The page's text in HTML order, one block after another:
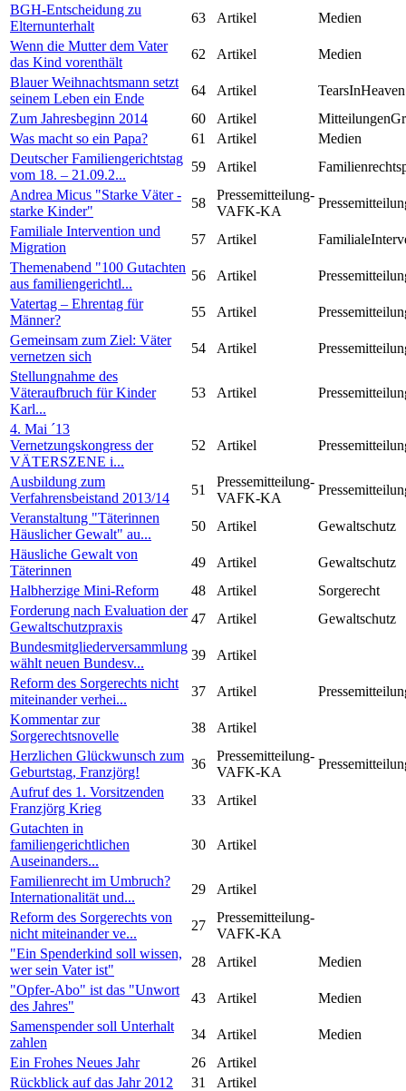
BGH-Entscheidung zu
Elternunterhalt
63 Artikel
Medien
Wenn die Mutter dem Vater
das Kind vorenthält
62 Artikel
Medien
Blauer Weihnachtsmann setzt
seinem Leben ein Ende
64 Artikel
TearsInHeaven
Zum Jahresbeginn 2014
60 Artikel
Was macht so ein Papa?
61 Artikel
Medien
Deutscher Familiengerichtstag
vom 18. – 21.09.2...
59 Artikel
Andrea Micus "Starke Väter -
starke Kinder"
58
Pressemitteilung-
VAFK-KA
Familiale Intervention und
Migration
57 Artikel
Themenabend "100 Gutachten
aus familiengerichtl...
56 Artikel
Vatertag – Ehrentag für
Männer?
55 Artikel
Gemeinsam zum Ziel: Väter
vernetzen sich
54 Artikel
Stellungnahme des
Väteraufbruch für Kinder
Karl...
53 Artikel
4. Mai ´13
Vernetzungskongress der
VÄTERSZENE i...
52 Artikel
Ausbildung zum
Verfahrensbeistand 2013/14
51
Pressemitteilung-
VAFK-KA
Veranstaltung "Täterinnen
Häuslicher Gewalt" au...
50 Artikel
Gewaltschutz
Häusliche Gewalt von
Täterinnen
49 Artikel
Gewaltschutz
Halbherzige Mini-Reform
48 Artikel
Sorgerecht
Forderung nach Evaluation der
Gewaltschutzpraxis
47 Artikel
Gewaltschutz
Bundesmitgliederversammlung
wählt neuen Bundesv...
39
Artikel
Reform des Sorgerechts nicht
miteinander verhei...
37 Artikel
Kommentar zur
Sorgerechtsnovelle
38
Artikel
Herzlichen Glückwunsch zum
Geburtstag, Franzjörg!
36
Pressemitteilung-
VAFK-KA
Aufruf des 1. Vorsitzenden
Franzjörg Krieg
33
Artikel
Gutachten in
familiengerichtlichen
Auseinanders...
30 Artikel
Familienrecht im Umbruch?
Internationalität und...
29
Artikel
Reform des Sorgerechts von
nicht miteinander ve...
27
Pressemitteilung-
VAFK-KA
"Ein Spenderkind soll wissen,
wer sein Vater ist"
28 Artikel
Medien
"Opfer-Abo" ist das "Unwort
des Jahres"
43 Artikel
Medien
Samenspender soll Unterhalt
zahlen
34 Artikel
Medien
Ein Frohes Neues Jahr
26
Artikel
Rückblick auf das Jahr 2012
31
Artikel